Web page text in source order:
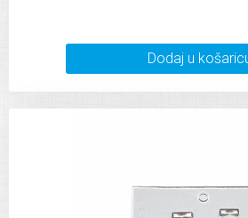
Dodaj u